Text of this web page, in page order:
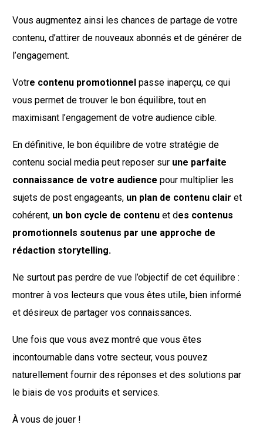
Vous augmentez ainsi les chances de partage de votre
contenu, d’attirer de nouveaux abonnés et de générer de
l’engagement.
Votre contenu promotionnel passe inaperçu, ce qui
vous permet de trouver le bon équilibre, tout en
maximisant l’engagement de votre audience cible.
En définitive, le bon équilibre de votre stratégie de
contenu social media peut reposer sur une parfaite
connaissance de votre audience pour multiplier les
sujets de post engageants, un plan de contenu clair et
cohérent, un bon cycle de contenuet des contenus
promotionnels soutenus par une approche de
rédaction storytelling.
Ne surtout pas perdre de vue l’objectif de cet équilibre :
montrer à vos lecteurs que vous êtes utile, bien informé
et désireux de partager vos connaissances.
Une fois que vous avez montré que vous êtes
incontournable dans votre secteur, vous pouvez
naturellement fournir des réponses et des solutions par
le biais de vos produits et services.
À vous de jouer !